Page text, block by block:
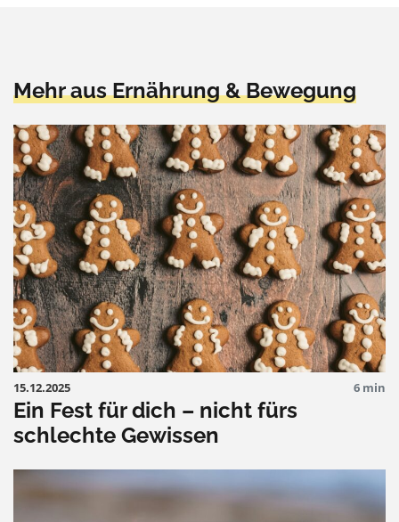
Mehr aus Ernährung & Bewegung
15.12.2025 6 min
Ein Fest für dich – nicht fürs
schlechte Gewissen